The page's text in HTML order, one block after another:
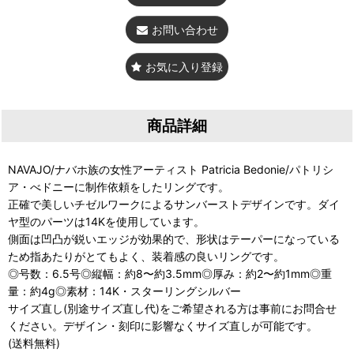
お問い合わせ
お気に入り登録
商品詳細
NAVAJO/ナバホ族の女性アーティスト Patricia Bedonie/パトリシ
ア・べドニーに制作依頼をしたリングです。
正確で美しいチゼルワークによるサンバーストデザインです。ダイ
ヤ型のパーツは14Kを使用しています。
側面は凹凸が鋭いエッジが効果的で、形状はテーパーになっている
ため指あたりがとてもよく、装着感の良いリングです。
◎号数：6.5号◎縦幅：約8〜約3.5mm◎厚み：約2〜約1mm◎重
量：約4g◎素材：14K・スターリングシルバー
サイズ直し(別途サイズ直し代)をご希望される方は事前にお問合せ
ください。デザイン・刻印に影響なくサイズ直しが可能です。
(送料無料)